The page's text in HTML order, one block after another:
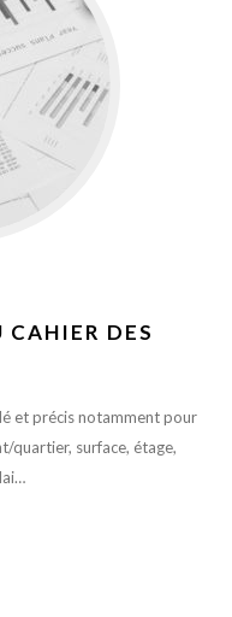
DES
et précis notamment pour
quartier, surface, étage,